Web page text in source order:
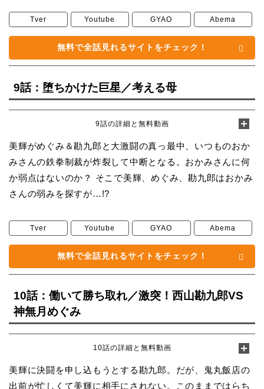
Tver Youtube GYAO Abema
無料で全話見れるサイトをチェック！
9話：堕ちかけた巨星／考える母
9話の詳細と無料動画
美輝がめぐみ＆勘九郎と大激闘の真っ最中、いつものおか
みさんの鉄拳制裁が炸裂して中断となる。おかみさんに何
か弱点はないのか？ そこで美輝、めぐみ、勘九郎はおかみ
さんの弱みを探すが…!?
Tver Youtube GYAO Abema
無料で全話見れるサイトをチェック！
10話：働いて勝ち取れ／激突！西山勘九郎VS
神無月めぐみ
10話の詳細と無料動画
美輝に決闘を申し込もうとする勘九郎。だが、鬼丸飯店の
出前が忙しくて美輝に相手にされない。このままではらち